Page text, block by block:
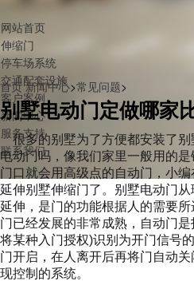
网站首页
伸缩门
停车场系统
交通配套设施
客户案例
新闻中心
服务支持
联系我们
首页 新闻中心>常见问题>
别墅电动门定做哪家
很多的别墅为了方便都安装了别
电动门吗，像我们家里一般用的
门口就会用高级点的自动门，小
延伸别墅伸缩门了。别墅电动门
延伸，是门的功能根据人的需要
门已经发展的非常成熟，自动门是
将某种入门授权)识别为开门信号
门开启，在人离开后再将门自动
现控制的系统。